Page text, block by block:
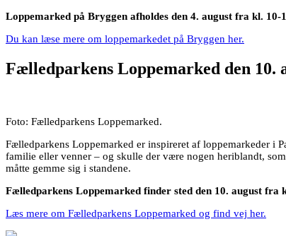
Loppemarked på Bryggen afholdes den 4. august fra kl.
Du kan læse mere om loppemarkedet på Bryggen her.
Fælledparkens Loppemarked den 10.
Foto: Fælledparkens Loppemarked.
Fælledparkens Loppemarked er inspireret af loppemarkeder i
familie eller venner – og skulle der være nogen heriblandt,
måtte gemme sig i standene.
Fælledparkens Loppemarked finder sted den 10. august fra
Læs mere om Fælledparkens Loppemarked og find vej her.